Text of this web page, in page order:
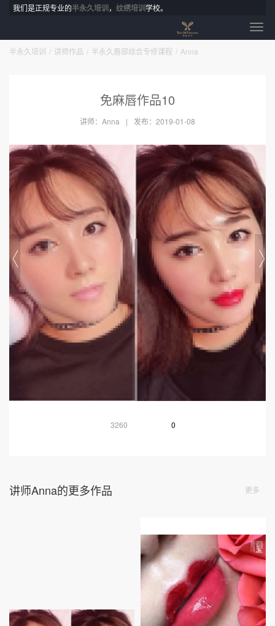
我们是正规专业的半永久培训， 纹绣培训学校。
半永久培训 讲师作品 半永久唇部综合专修课程 Anna
免麻唇作品10
讲师：Anna 发布：2019-01-08
3260 0
更多
讲师Anna的更多作品